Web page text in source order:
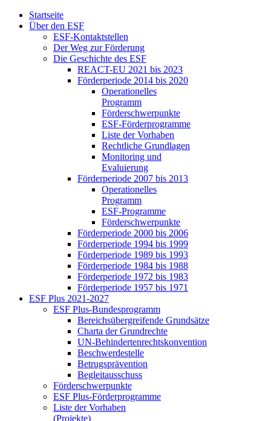
Start­sei­te
Über den ESF
ESF-Kon­takt­stel­len
Der Weg zur För­de­rung
Die Ge­schich­te des ESF
RE­ACT-EU 2021 bis 2023
För­der­pe­ri­ode 2014 bis 2020
Ope­ra­tio­nel­les
Pro­gramm
För­der­schwer­punk­te
ESF-För­der­pro­gram­me
Lis­te der Vor­ha­ben
Recht­li­che Grund­la­gen
Mo­ni­to­ring und
Eva­lu­ie­rung
För­der­pe­ri­ode 2007 bis 2013
Ope­ra­tio­nel­les
Pro­gramm
ESF-Pro­gram­me
För­der­schwer­punk­te
För­der­pe­ri­ode 2000 bis 2006
För­der­pe­ri­ode 1994 bis 1999
För­der­pe­ri­ode 1989 bis 1993
För­der­pe­ri­ode 1984 bis 1988
För­der­pe­ri­ode 1972 bis 1983
För­der­pe­ri­ode 1957 bis 1971
ESF Plus 2021-2027
ESF Plus-Bun­des­pro­gramm
Be­reichs­über­grei­fen­de Grund­sät­ze
Char­ta der Grund­rech­te
UN-Be­hin­der­ten­rechts­kon­ven­ti­on
Be­schwer­de­stel­le
Be­trugs­prä­ven­ti­on
Be­glei­taus­schuss
För­der­schwer­punk­te
ESF Plus-För­der­pro­gram­me
Lis­te der Vor­ha­ben
(Pro­jek­te)